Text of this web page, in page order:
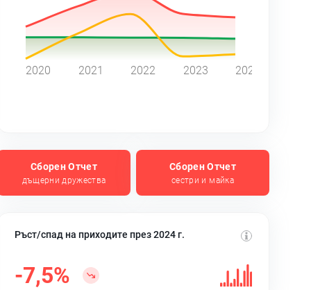
2020 2021 2022 2023 2024
Сборен Отчет
дъщерни дружества
Сборен Отчет
сестри и майка
Ръст/спад на приходите през 2024 г.
-7,5%